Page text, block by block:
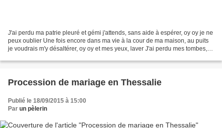
J'ai perdu ma patrie pleuré et gémi j'attends, sans aide à espérer, oy oy je ne
peux oublier Une fois encore dans ma vie à la cour de ma maison, au puits
je voudrais m'y désaltérer, oy oy et mes yeux, laver J'ai perdu mes tombes,
Procession de mariage en Thessalie
Publié le 18/09/2015 à 15:00
Par un pèlerin